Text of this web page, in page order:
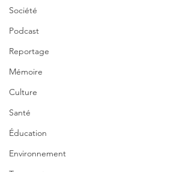
Société
Podcast
Reportage
Mémoire
Culture
Santé
Éducation
Environnement